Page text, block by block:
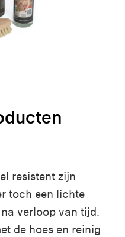
resistent zijn
toch een lichte
verloop van tijd.
de hoes en reinig